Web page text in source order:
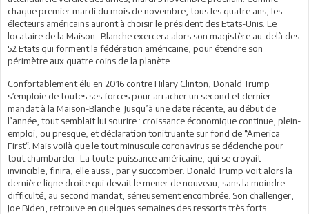
chaque premier mardi du mois de novembre, tous les quatre ans, les
électeurs américains auront à choisir le président des Etats-Unis. Le
locataire de la Maison- Blanche exercera alors son magistère au-delà des
52 Etats qui forment la fédération américaine, pour étendre son
périmètre aux quatre coins de la planète.
Confortablement élu en 2016 contre Hilary Clinton, Donald Trump
s’emploie de toutes ses forces pour arracher un second et dernier
mandat à la Maison-Blanche. Jusqu’à une date récente, au début de
l’année, tout semblait lui sourire : croissance économique continue, plein-
emploi, ou presque, et déclaration tonitruante sur fond de “America
First“. Mais voilà que le tout minuscule coronavirus se déclenche pour
tout chambarder. La toute-puissance américaine, qui se croyait
invincible, finira, elle aussi, par y succomber. Donald Trump voit alors la
dernière ligne droite qui devait le mener de nouveau, sans la moindre
difficulté, au second mandat, sérieusement encombrée. Son challenger,
Joe Biden, retrouve en quelques semaines des ressorts très forts.